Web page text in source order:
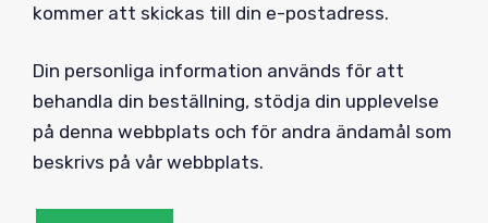
kommer att skickas till din e-postadress.
Din personliga information används för att
behandla din beställning, stödja din upplevelse
på denna webbplats och för andra ändamål som
beskrivs på vår webbplats.